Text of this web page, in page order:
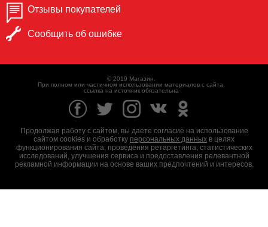
Отзывы покупателей
Сообщить об ошибке
© 2019 Магазин.
При полном или частичном использовании материалов с сайта,
ссылка на источник обязательна
Продолжая работу с сайтом, вы даете согласие на использование
сайтом cookies и обработку персональных данных в целях
функционирования сайта, проведения ретаргетинга, статистических
исследований, улучшения сервиса и предоставления релевантной
рекламной информации на основе ваших предпочтений и интересов.